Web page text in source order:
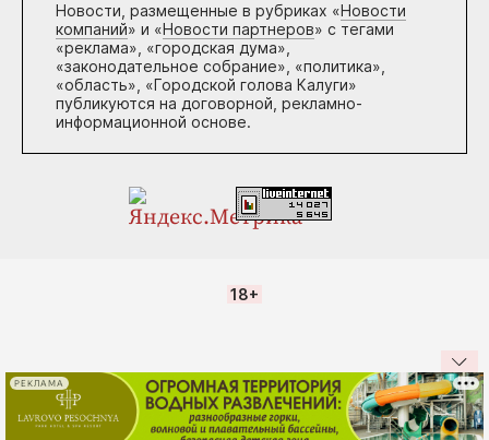
Новости, размещенные в рубриках «Новости
компаний» и «Новости партнеров» с тегами
«реклама», «городская дума»,
«законодательное собрание», «политика»,
«область», «Городской голова Калуги»
публикуются на договорной, рекламно-
информационной основе.
18+
РЕКЛАМА